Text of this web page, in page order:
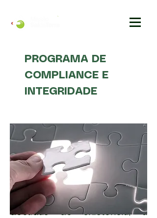
PROGRAMA DE
COMPLIANCE E
INTEGRIDADE
Com um pouco mais de 4
décadas de existência, a